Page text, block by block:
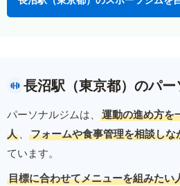
長沼駅（東京都）のパ
パーソナルジムは、
運動の進め方を
人 、 フォームや食事管理を相談し
ています。
目標に合わせてメニューを組みたい